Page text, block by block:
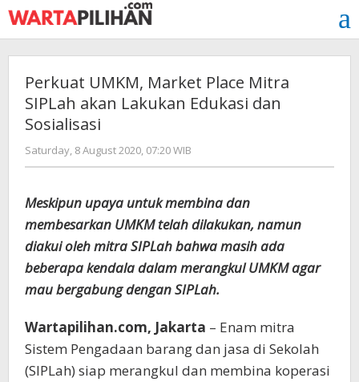
Skip
to
content
Perkuat UMKM, Market Place Mitra
SIPLah akan Lakukan Edukasi dan
Sosialisasi
Saturday, 8 August 2020, 07:20 WIB
Adi
Meskipun upaya untuk membina dan
membesarkan UMKM telah dilakukan, namun
diakui oleh mitra SIPLah bahwa masih ada
beberapa kendala dalam merangkul UMKM agar
mau bergabung dengan SIPLah.
Wartapilihan.com, Jakarta – Enam mitra
Sistem Pengadaan barang dan jasa di Sekolah
(SIPLah) siap merangkul dan membina koperasi